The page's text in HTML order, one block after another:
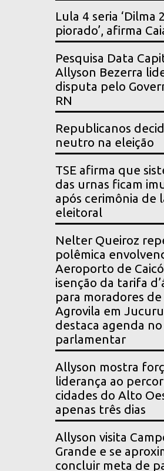
Lula 4 seria ‘Dilma 2
piorado’, afirma
Pesquisa Data
Allyson Bezerra
disputa pelo
RN
Republicanos
neutro na eleição
TSE afirma que
das urnas ficam
após cerimônia de
eleitoral
Nelter Queiroz
polêmica
Aeroporto de
isenção da tarifa
para moradores de
Agrovila em
destaca agenda no
parlamentar
Allyson mostra
liderança ao
cidades do Alto
apenas três dias
Allyson visita
Grande e se
concluir meta de